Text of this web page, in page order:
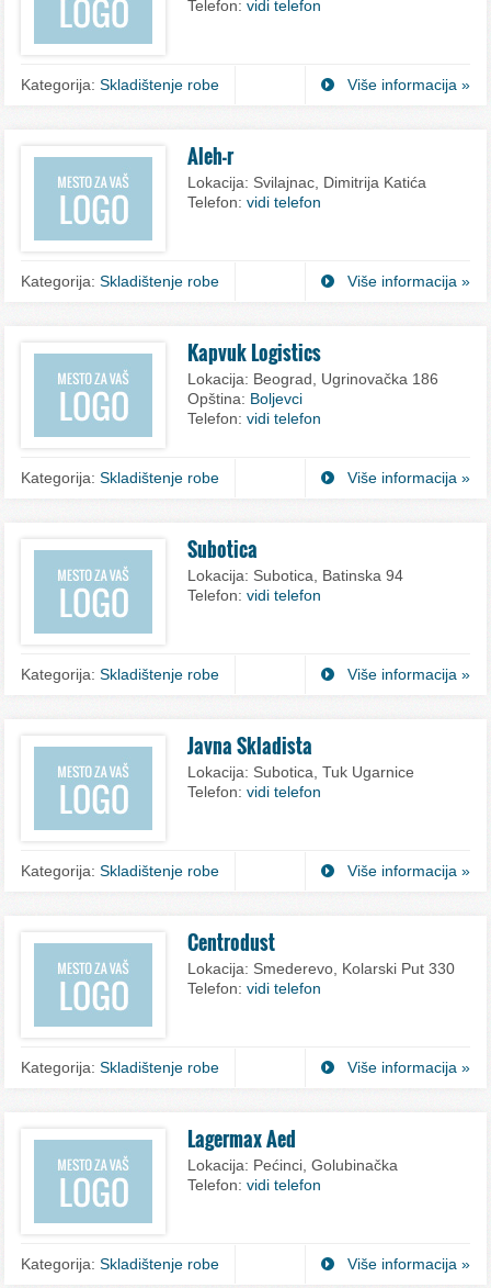
Telefon:vidi telefon
Kategorija:Skladištenje robe Više informacija »
Aleh-r
Lokacija: Svilajnac, Dimitrija Katića
Telefon:vidi telefon
Kategorija:Skladištenje robe Više informacija »
Kapvuk Logistics
Lokacija: Beograd, Ugrinovačka 186
Opština: Boljevci
Telefon:vidi telefon
Kategorija:Skladištenje robe Više informacija »
Subotica
Lokacija: Subotica, Batinska 94
Telefon:vidi telefon
Kategorija:Skladištenje robe Više informacija »
Javna Skladista
Lokacija: Subotica, Tuk Ugarnice
Telefon:vidi telefon
Kategorija:Skladištenje robe Više informacija »
Centrodust
Lokacija: Smederevo, Kolarski Put 330
Telefon:vidi telefon
Kategorija:Skladištenje robe Više informacija »
Lagermax Aed
Lokacija: Pećinci, Golubinačka
Telefon:vidi telefon
Kategorija:Skladištenje robe Više informacija »